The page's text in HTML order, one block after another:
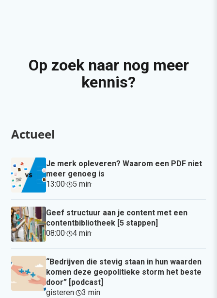
Op zoek naar nog meer
kennis?
Actueel
Je merk opleveren? Waarom een PDF niet
meer genoeg is
13:00· 5 min·
Geef structuur aan je content met een
contentbibliotheek [5 stappen]
08:00· 4 min·
“Bedrijven die stevig staan in hun waarden
komen deze geopolitieke storm het beste
door” [podcast]
gisteren· 3 min·